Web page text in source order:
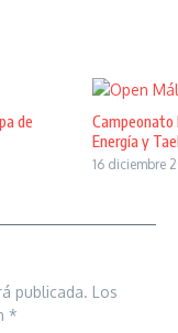
de
Campeonato
Energía y
16 diciembre
publicada. Los
*